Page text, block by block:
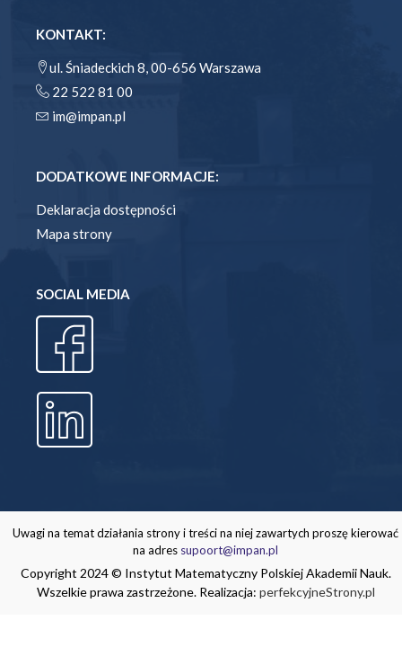
KONTAKT:
ul. Śniadeckich 8, 00-656 Warszawa
22 522 81 00
im@impan.pl
DODATKOWE INFORMACJE:
Deklaracja dostępności
Mapa strony
SOCIAL MEDIA
Uwagi na temat działania strony i treści na niej zawartych proszę kierować
na adres supoort@impan.pl
Copyright 2024 © Instytut Matematyczny Polskiej Akademii Nauk.
Wszelkie prawa zastrzeżone. Realizacja: perfekcyjneStrony.pl